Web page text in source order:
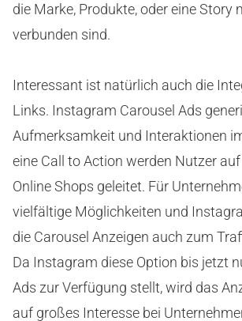
die Marke, Produkte, oder eine Story
verbunden sind.
Interessant ist natürlich auch die
Links. Instagram Carousel Ads
Aufmerksamkeit und Interaktionen
eine Call to Action werden Nutzer
Online Shops geleitet. Für
vielfältige Möglichkeiten und
die Carousel Anzeigen auch zum
Da Instagram diese Option bis jetzt
Ads zur Verfügung stellt, wird das
auf großes Interesse bei